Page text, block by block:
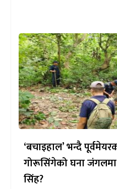
‘बचाइहाल’ भन्दै
गोरूसिंगेको घना
सिंह?